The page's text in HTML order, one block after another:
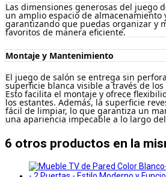
Las dimensiones generosas del juego
un amplio espacio de almacenamiento
garantizando que puedas organizar y
favoritos de manera eficiente.
Montaje y Mantenimiento
El juego de salón se entrega sin
superficie blanca visible a través de
Esto facilita el montaje y ofrece
los estantes. Además, la superficie
fácil de limpiar, lo que garantiza un
una apariencia impecable a lo largo
6 otros productos en la